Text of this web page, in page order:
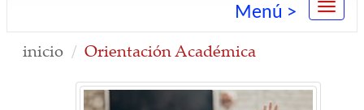
Menú >
inicio Orientación Académica